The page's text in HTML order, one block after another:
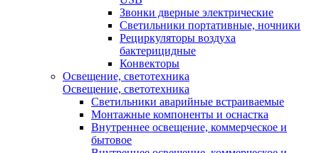
Звонки дверные электрические
Светильники портативные, ночники
Рециркуляторы воздуха
бактерицидные
Конвекторы
Освещение, светотехника
Освещение, светотехника
Светильники аварийные встраиваемые
Монтажные компоненты и оснастка
Внутреннее освещение, коммерческое и
бытовое